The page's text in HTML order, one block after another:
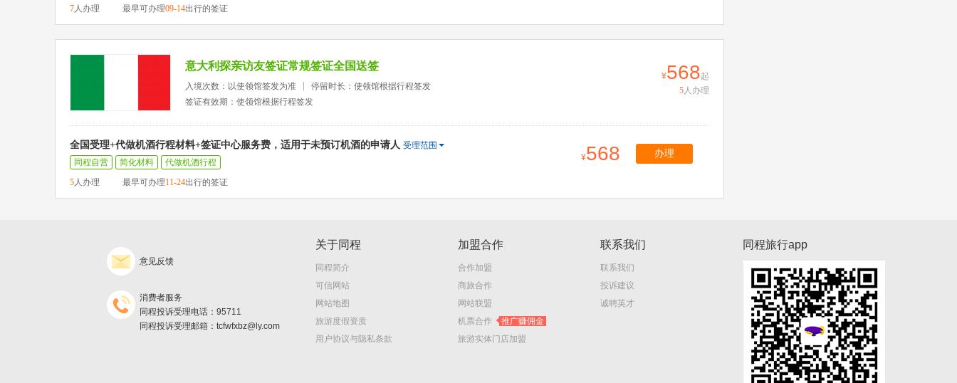
7人办理 最早可办理09-14出行的签证
意大利探亲访友签证常规签证全国送签
入境次数：以使领馆签发为准
停留时长：使领馆根据行程签发
签证有效期：使领馆根据行程签发
568起
5人办理
全国受理+代做机酒行程材料+签证中心服务费，适用于未预订机酒的申请人 受理范围
同程自营
简化材料
代做机酒行程
5人办理 最早可办理11-24出行的签证
568 办理
意见反馈
消费者服务
同程投诉受理电话：95711
同程投诉受理邮箱：tcfwfxbz@ly.com
关于同程
同程简介
可信网站
网站地图
旅游度假资质
用户协议与隐私条款
加盟合作
合作加盟
商旅合作
网站联盟
机票合作
推广赚佣金
旅游实体门店加盟
联系我们
联系我们
投诉建议
诚聘英才
同程旅行app